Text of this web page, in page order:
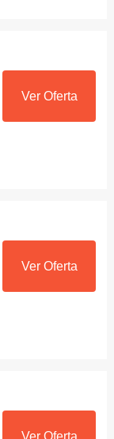
Ver Oferta
Ver Oferta
Ver Oferta